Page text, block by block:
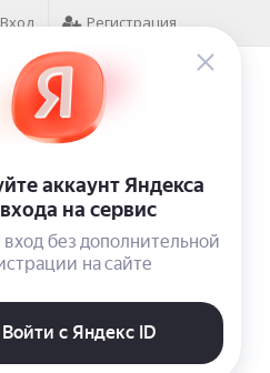
Вход Регистрация
Корзина ( 0)
на сумму0₽
ОТЗЫВЫ
XXXV )